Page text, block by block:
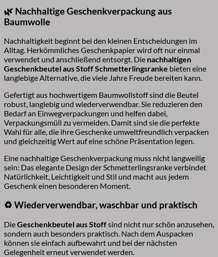
🌿 Nachhaltige Geschenkverpackung aus
Baumwolle
Nachhaltigkeit beginnt bei den kleinen Entscheidungen im
Alltag. Herkömmliches Geschenkpapier wird oft nur einmal
verwendet und anschließend entsorgt. Die nachhaltigen
Geschenkbeutel aus Stoff Schmetterlingsranke bieten eine
langlebige Alternative, die viele Jahre Freude bereiten kann.
Gefertigt aus hochwertigem Baumwollstoff sind die Beutel
robust, langlebig und wiederverwendbar. Sie reduzieren den
Bedarf an Einwegverpackungen und helfen dabei,
Verpackungsmüll zu vermeiden. Damit sind sie die perfekte
Wahl für alle, die ihre Geschenke umweltfreundlich verpacken
und gleichzeitig Wert auf eine schöne Präsentation legen.
Eine nachhaltige Geschenkverpackung muss nicht langweilig
sein: Das elegante Design der Schmetterlingsranke verbindet
Natürlichkeit, Leichtigkeit und Stil und macht aus jedem
Geschenk einen besonderen Moment.
♻️ Wiederverwendbar, waschbar und praktisch
DieGeschenkbeutel aus Stoffsind nicht nur schön anzusehen,
sondern auch besonders praktisch. Nach dem Auspacken
können sie einfach aufbewahrt und bei der nächsten
Gelegenheit erneut verwendet werden.